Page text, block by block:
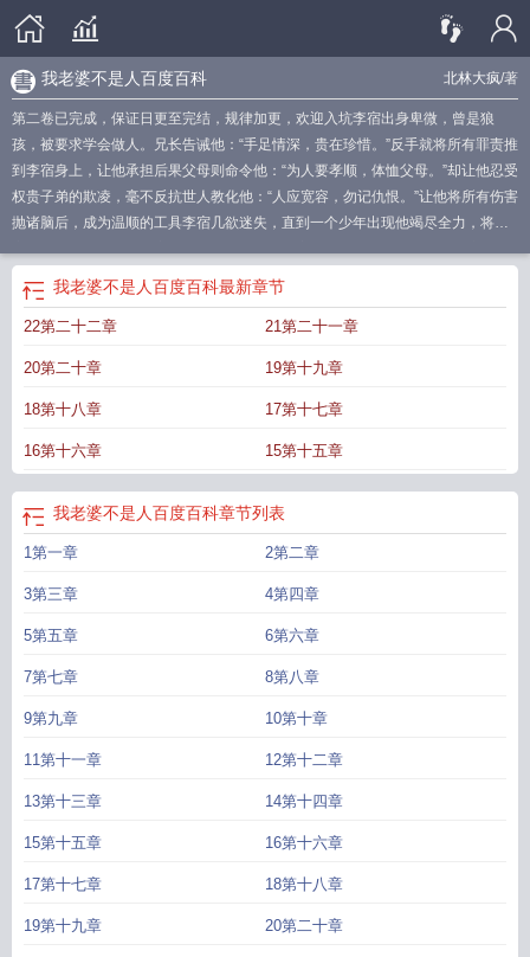
北林大疯/著
我老婆不是人百度百科
第二卷已完成，保证日更至完结，规律加更，欢迎入坑李宿出身卑微，曾是狼
孩，被要求学会做人。兄长告诫他：“手足情深，贵在珍惜。”反手就将所有罪责推
到李宿身上，让他承担后果父母则命令他：“为人要孝顺，体恤父母。”却让他忍受
权贵子弟的欺凌，毫不反抗世人教化他：“人应宽容，勿记仇恨。”让他将所有伤害
抛诸脑后，成为温顺的工具李宿几欲迷失，直到一个少年出现他竭尽全力，将李
光都被强行剥夺时，李宿终于明白，他从没有做人的机会。——他抬起手中刀
都、杀、了。权贵当街鞭挞平民、强抢民女，官府装聋作哑，李宿争得权力，按
律行事，杀了边关异族无恶不作，烧杀抢掠、滥杀无辜，李宿领兵攻打，决胜千
令处决，杀了夺他所爱、却并不加珍视，还肆意凌辱之人，李宿更是绝不容忍，
杀。他满手鲜血，一路杀回安都，刀锋直指皇城，唯愿还人世一片清静。承天下
见故人。对方曾是他年少时光的唯一救赎，也曾是他心头最深的伤疤。曾将他送
头定定看着他，苍白着面容，问李宿是否来取他的命。沉默许久，李宿终于放下
了一直拿在手中的刀。回答：“并非。”将他抱入怀中，李宿一字一句：“我来接
你。”*受视角*最初相逢时，自己高高在上，对方卑微如泥。但仍然一见倾心，见
之不忘。谢相呴以为寻到良缘，费力将李宿救起，想和他白头偕老。没想到眼光
要留住对方。耍心机、玩策略，一通算计后，却更加无可阻止，还被李宿抓了个
正着。李宿不怪他，李宿说要带他去更广阔的天地。谢相呴不语，谢相呴只想待
看，钻进他怀里撒娇。李宿给他参政权力。谢相呴仍不眷恋，只想着如何运作才
已，恨没有一把锁将两人锁上，让李宿哄到说不出话。甚至为讨他开心，李宿一
改简朴的行事风格，筑起高楼，令千人奏曲——谢相呴却只考虑，怎样才能再此
一字一句为他描述心中宏图，话却被谢相呴打断，手指轻轻点在他唇上。本只为
寻良人、觅佳婿，琴瑟和鸣，长相厮守，不料郎君胸怀万里，志向凌云，数十年
不，你不是，你不想。几句话总结故事：我老婆不是娇妻，我是真杀神。受的剧
我老婆不是人百度百科最新章节
22第二十二章 21第二十一章
20第二十章 19第十九章
18第十八章 17第十七章
16第十六章 15第十五章
我老婆不是人百度百科章节列表
1第一章 2第二章
3第三章 4第四章
5第五章 6第六章
7第七章 8第八章
9第九章 10第十章
11第十一章 12第十二章
13第十三章 14第十四章
15第十五章 16第十六章
17第十七章 18第十八章
19第十九章 20第二十章